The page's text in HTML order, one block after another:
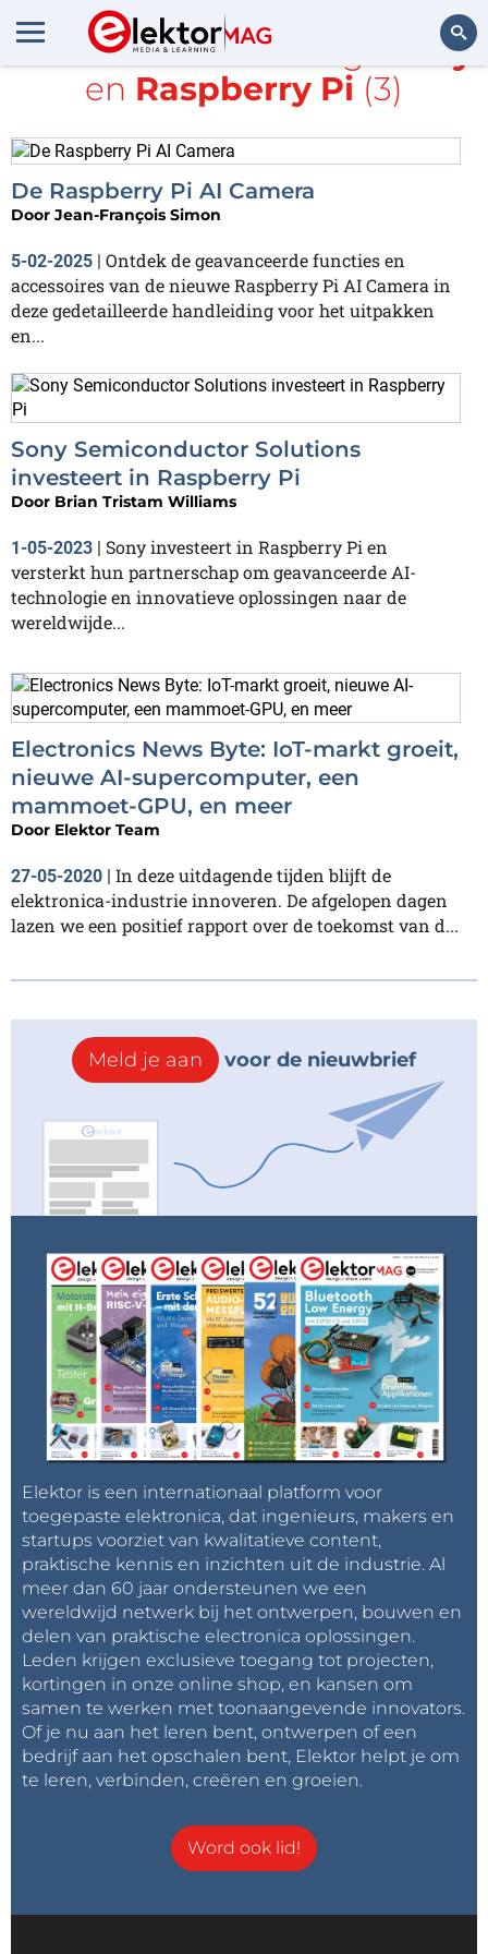
Alle items met de tags
Sony
en Raspberry Pi (3)
De Raspberry Pi AI Camera
Door Jean-François Simon
5-02-2025 | Ontdek de geavanceerde functies en
accessoires van de nieuwe Raspberry Pi AI Camera in
deze gedetailleerde handleiding voor het uitpakken
en...
Sony Semiconductor Solutions
investeert in Raspberry Pi
Door Brian Tristam Williams
1-05-2023 | Sony investeert in Raspberry Pi en
versterkt hun partnerschap om geavanceerde AI-
technologie en innovatieve oplossingen naar de
wereldwijde...
Electronics News Byte: IoT-markt groeit,
nieuwe AI-supercomputer, een
mammoet-GPU, en meer
Door Elektor Team
27-05-2020 | In deze uitdagende tijden blijft de
elektronica-industrie innoveren. De afgelopen dagen
lazen we een positief rapport over de toekomst van d...
Meld je aan voor de nieuwbrief
Elektor is een internationaal platform voor
toegepaste elektronica, dat ingenieurs, makers en
startups voorziet van kwalitatieve content,
praktische kennis en inzichten uit de industrie. Al
meer dan 60 jaar ondersteunen we een
wereldwijd netwerk bij het ontwerpen, bouwen en
delen van praktische electronica oplossingen.
Leden krijgen exclusieve toegang tot projecten,
kortingen in onze online shop, en kansen om
samen te werken met toonaangevende innovators.
Of je nu aan het leren bent, ontwerpen of een
bedrijf aan het opschalen bent, Elektor helpt je om
te leren, verbinden, creëren en groeien.
Word ook lid!